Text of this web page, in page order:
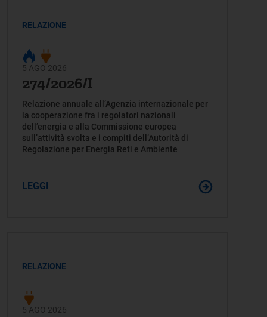
RELAZIONE
5 AGO 2026
274/2026/I
Relazione annuale all’Agenzia internazionale per
la cooperazione fra i regolatori nazionali
dell’energia e alla Commissione europea
sull’attività svolta e i compiti dell’Autorità di
Regolazione per Energia Reti e Ambiente
LEGGI
RELAZIONE
5 AGO 2026